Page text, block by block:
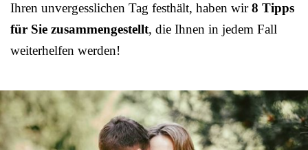
Ihren unvergesslichen Tag festhält, haben wir8 Tipps
für Sie zusammengestellt, die Ihnen in jedem Fall
weiterhelfen werden!